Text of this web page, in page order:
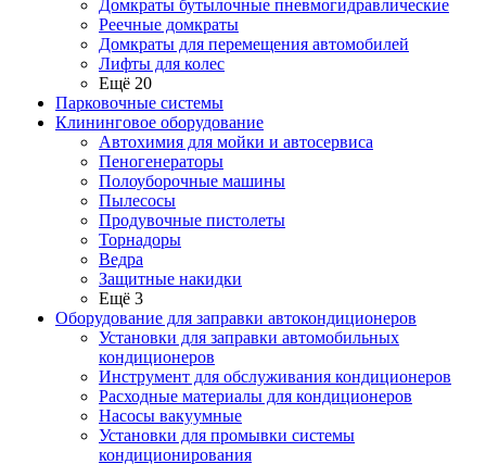
Домкраты бутылочные пневмогидравлические
Реечные домкраты
Домкраты для перемещения автомобилей
Лифты для колес
Ещё 20
Парковочные системы
Клининговое оборудование
Автохимия для мойки и автосервиса
Пеногенераторы
Полоуборочные машины
Пылесосы
Продувочные пистолеты
Торнадоры
Ведра
Защитные накидки
Ещё 3
Оборудование для заправки автокондиционеров
Установки для заправки автомобильных
кондиционеров
Инструмент для обслуживания кондиционеров
Расходные материалы для кондиционеров
Насосы вакуумные
Установки для промывки системы
кондиционирования